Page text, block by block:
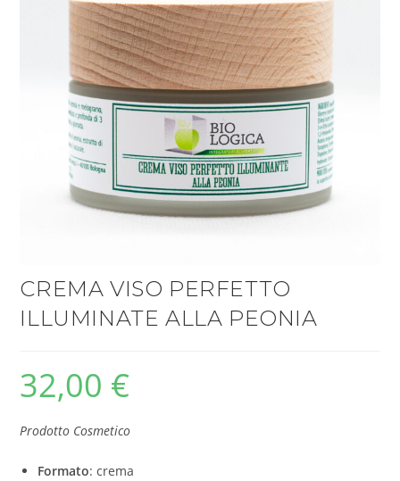
CREMA VISO PERFETTO
ILLUMINATE ALLA PEONIA
32,00 €
Prodotto Cosmetico
Formato: crema